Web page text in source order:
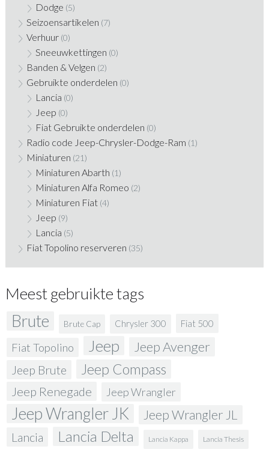
Dodge (5)
Seizoensartikelen (7)
Verhuur (0)
Sneeuwkettingen (0)
Banden & Velgen (2)
Gebruikte onderdelen (0)
Lancia (0)
Jeep (0)
Fiat Gebruikte onderdelen (0)
Radio code Jeep-Chrysler-Dodge-Ram (1)
Miniaturen (21)
Miniaturen Abarth (1)
Miniaturen Alfa Romeo (2)
Miniaturen Fiat (4)
Jeep (9)
Lancia (5)
Fiat Topolino reserveren (35)
Meest gebruikte tags
Brute Brute Cap Chrysler 300 Fiat 500
Fiat Topolino Jeep Jeep Avenger
Jeep Brute Jeep Compass
Jeep Renegade Jeep Wrangler
Jeep Wrangler JK Jeep Wrangler JL
Lancia Lancia Delta Lancia Kappa Lancia Thesis